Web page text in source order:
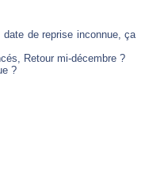
de reprise inconnue, ça
Retour mi-décembre ?
?